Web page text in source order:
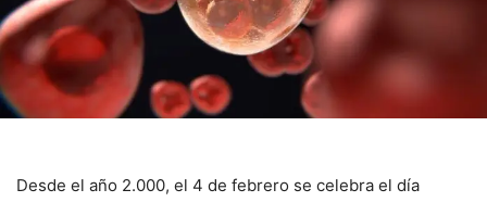
Desde el año 2.000, el 4 de febrero se celebra el día